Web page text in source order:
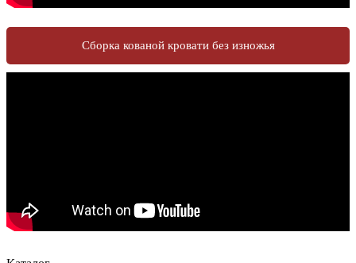
Сборка кованой кровати без изножья